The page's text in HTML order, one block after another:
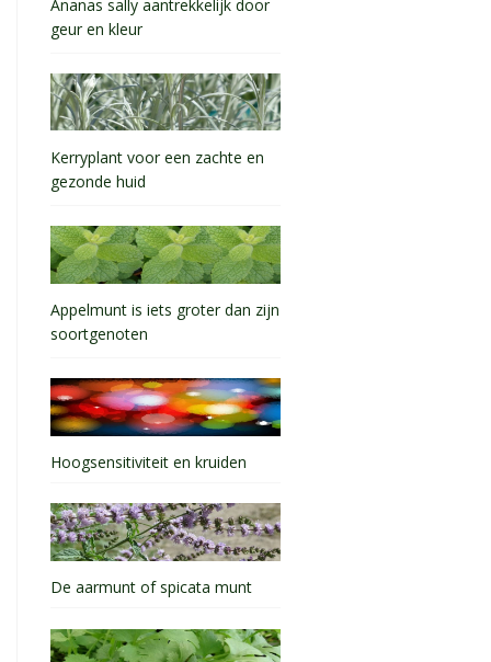
Ananas sally aantrekkelijk door
geur en kleur
Kerryplant voor een zachte en
gezonde huid
Appelmunt is iets groter dan zijn
soortgenoten
Hoogsensitiviteit en kruiden
De aarmunt of spicata munt